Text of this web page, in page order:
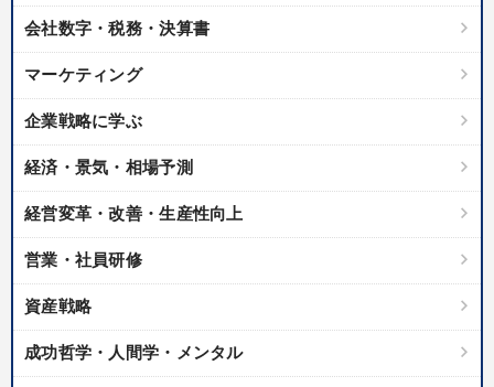
しいただけます
【最新刊】時代を超える経営150の言葉＋社長のスピーチ・話材
資産戦略
全国経営者セミナー収録〈売れ筋・人気〉音声＆動画20選
会社数字・税務・決算書
マーケティング
企業戦略に学ぶ
経済・景気・相場予測
経営変革・改善・生産性向上
営業・社員研修
資産戦略
成功哲学・人間学・メンタル